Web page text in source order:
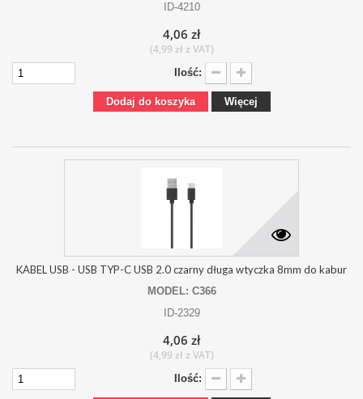
ID-4210
4,06 zł
(4,99 zł z VAT)
Ilość:
Dodaj do koszyka Więcej
KABEL USB - USB TYP-C USB 2.0 czarny długa wtyczka 8mm do kabur
MODEL: C366
ID-2329
4,06 zł
(4,99 zł z VAT)
Ilość: